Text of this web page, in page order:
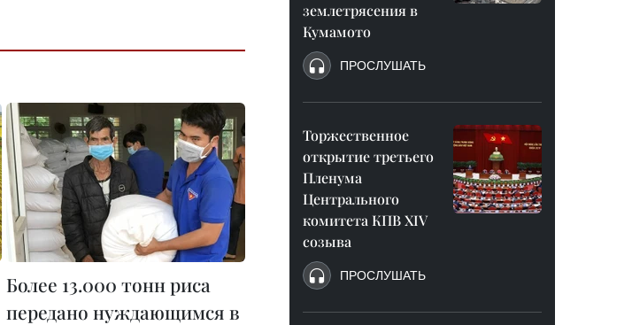
Более 13.000 тонн риса
передано нуждающимся в
землетрясения в
Кумамото
ПРОСЛУШАТЬ
Торжественное
открытие третьего
Пленума
Центрального
комитета КПВ XIV
созыва
ПРОСЛУШАТЬ